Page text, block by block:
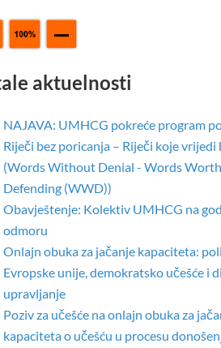
aktuelnosti
NAJAVA: UMHCG pokreće program
Riječi bez poricanja – Riječi koje vrijedi
(Words Without Denial - Words Worth
Defending (WWD))
Obavještenje: Kolektiv UMHCG na
odmoru
Onlajn obuka za jačanje kapaciteta:
Evropske unije, demokratsko učešće i
upravljanje
Poziv za učešće na onlajn obuka za
kapaciteta o učešću u procesu